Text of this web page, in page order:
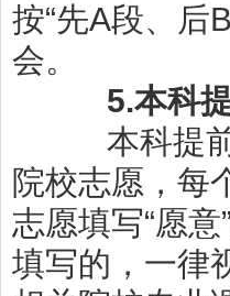
按“先A段、后B
会。
5.本科
本科提
院校志愿，每
志愿填写“愿
填写的，一律